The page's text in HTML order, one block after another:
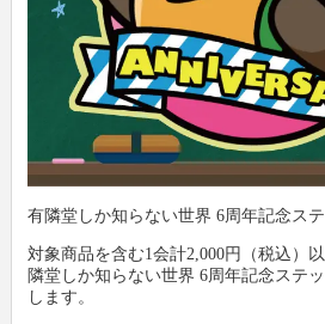
有隣堂しか知らない世界 6周年記念ス
対象商品を含む1会計2,000円（税込）
隣堂しか知らない世界 6周年記念ステ
します。